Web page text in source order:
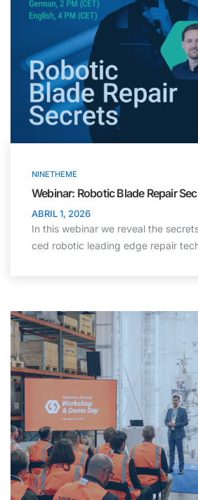
NINETHEME
Webinar: Robotic Blade Repair
ABRIL 1, 2026
In this webinar we reveal the
ced robotic leading edge repair